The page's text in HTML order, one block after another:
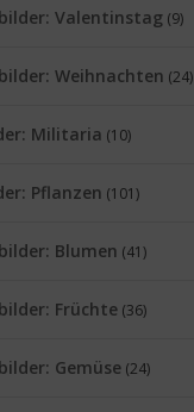
Valentinstag (9)
Weihnachten (24)
Militaria (10)
Pflanzen (101)
Blumen (41)
Früchte (36)
Gemüse (24)